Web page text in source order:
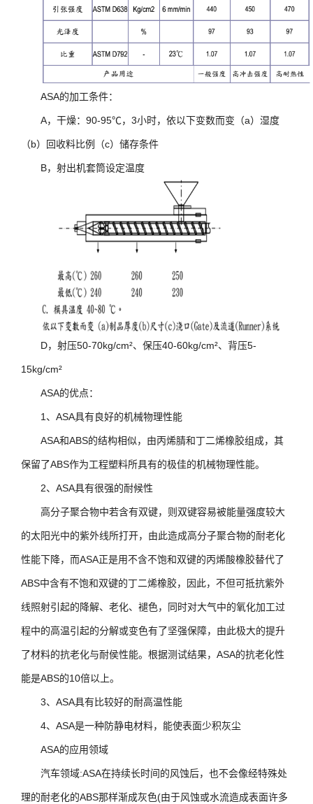
ASA的加工条件：
A，干燥：90-95℃，3小时，依以下变数而变（a）湿度
（b）回收料比例（c）储存条件
B，射出机套筒设定温度
D，射压50-70kg/cm²、保压40-60kg/cm²、背压5-
15kg/cm²
ASA的优点：
1、ASA具有良好的机械物理性能
ASA和ABS的结构相似，由丙烯腈和丁二烯橡胶组成，其
保留了ABS作为工程塑料所具有的极佳的机械物理性能。
2、ASA具有很强的耐候性
高分子聚合物中若含有双键，则双键容易被能量强度较大
的太阳光中的紫外线所打开，由此造成高分子聚合物的耐老化
性能下降，而ASA正是用不含不饱和双键的丙烯酸橡胶替代了
ABS中含有不饱和双键的丁二烯橡胶，因此，不但可抵抗紫外
线照射引起的降解、老化、褪色，同时对大气中的氧化加工过
程中的高温引起的分解或变色有了坚强保障，由此极大的提升
了材料的抗老化与耐侯性能。根据测试结果，ASA的抗老化性
能是ABS的10倍以上。
3、ASA具有比较好的耐高温性能
4、ASA是一种防静电材料，能使表面少积灰尘
ASA的应用领域
汽车领域:ASA在持续长时间的风蚀后，也不会像经特殊处
理的耐老化的ABS那样渐成灰色(由于风蚀或水流造成表面许多